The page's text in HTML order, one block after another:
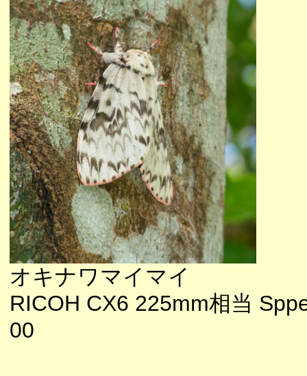
オキナワマイマイ
RICOH CX6 225mm相当
00